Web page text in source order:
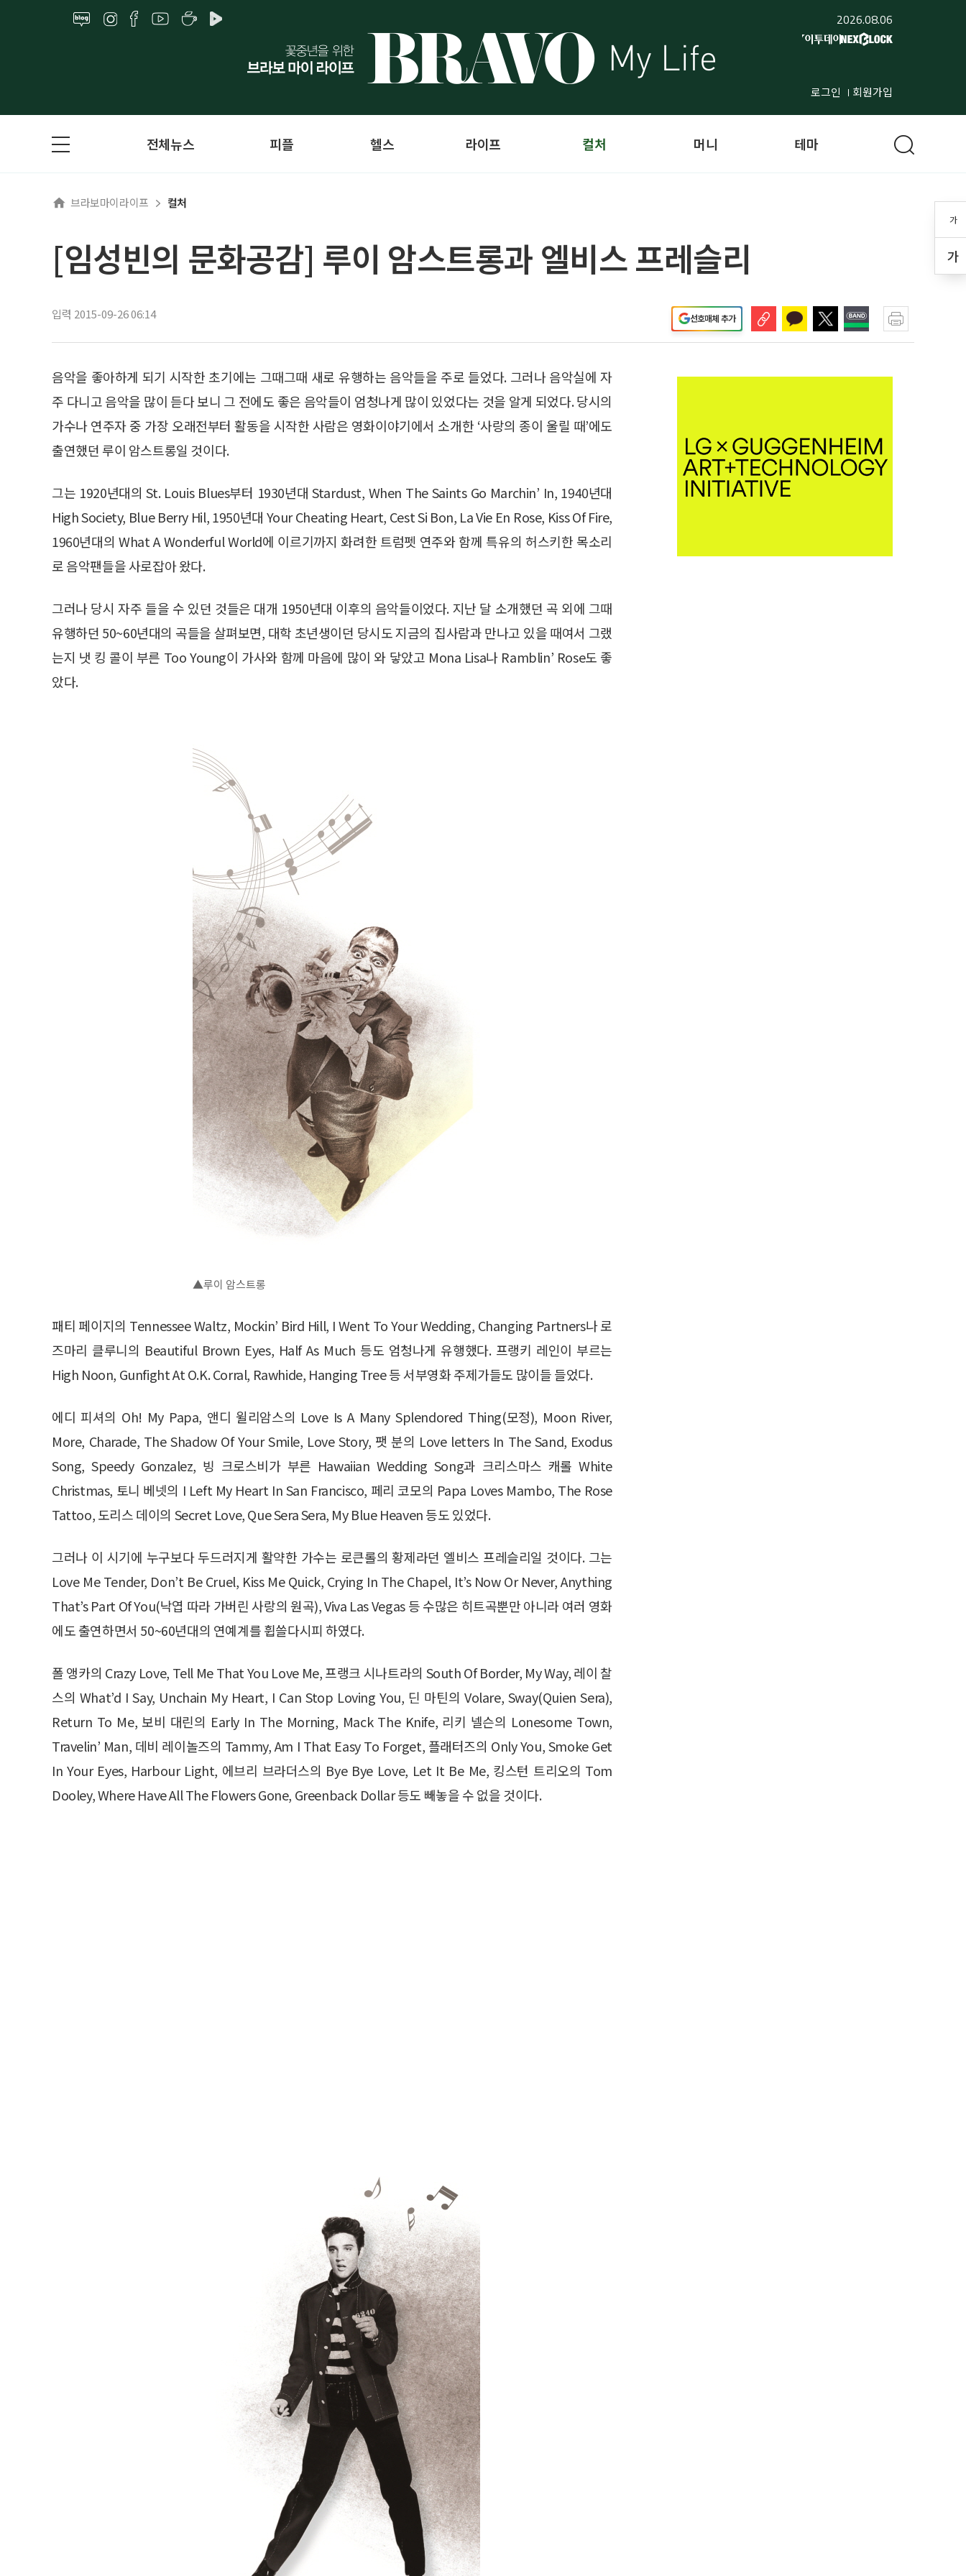
2026.08.06
로그인 회원가입
가
가
전체뉴스 피플 헬스 라이프 컬처 머니 테마
브라보마이라이프 컬처
[임성빈의 문화공감] 루이 암스트롱과 엘비스 프레슬리
입력 2015-09-26 06:14 선호매체 추가
음악을 좋아하게 되기 시작한 초기에는 그때그때 새로 유행하는 음악들을 주로 들었다. 그러나 음악실에 자
주 다니고 음악을 많이 듣다 보니 그 전에도 좋은 음악들이 엄청나게 많이 있었다는 것을 알게 되었다. 당시의
가수나 연주자 중 가장 오래전부터 활동을 시작한 사람은 영화이야기에서 소개한 ‘사랑의 종이 울릴 때’에도
출연했던 루이 암스트롱일 것이다.
그는 1920년대의 St. Louis Blues부터 1930년대 Stardust, When The Saints Go Marchin’ In, 1940년대
High Society, Blue Berry Hil, 1950년대 Your Cheating Heart, Cest Si Bon, La Vie En Rose, Kiss Of Fire,
1960년대의 What A Wonderful World에 이르기까지 화려한 트럼펫 연주와 함께 특유의 허스키한 목소리
로 음악팬들을 사로잡아 왔다.
그러나 당시 자주 들을 수 있던 것들은 대개 1950년대 이후의 음악들이었다. 지난 달 소개했던 곡 외에 그때
유행하던 50~60년대의 곡들을 살펴보면, 대학 초년생이던 당시도 지금의 집사람과 만나고 있을 때여서 그랬
는지 냇 킹 콜이 부른 Too Young이 가사와 함께 마음에 많이 와 닿았고 Mona Lisa나 Ramblin’ Rose도 좋
았다.
▲루이 암스트롱
패티 페이지의 Tennessee Waltz, Mockin’ Bird Hill, I Went To Your Wedding, Changing Partners나 로
즈마리 클루니의 Beautiful Brown Eyes, Half As Much 등도 엄청나게 유행했다. 프랭키 레인이 부르는
High Noon, Gunfight At O.K. Corral, Rawhide, Hanging Tree 등 서부영화 주제가들도 많이들 들었다.
에디 피셔의 Oh! My Papa, 앤디 윌리암스의 Love Is A Many Splendored Thing(모정), Moon River,
More, Charade, The Shadow Of Your Smile, Love Story, 팻 분의 Love letters In The Sand, Exodus
Song, Speedy Gonzalez, 빙 크로스비가 부른 Hawaiian Wedding Song과 크리스마스 캐롤 White
Christmas, 토니 베넷의 I Left My Heart In San Francisco, 페리 코모의 Papa Loves Mambo, The Rose
Tattoo, 도리스 데이의 Secret Love, Que Sera Sera, My Blue Heaven 등도 있었다.
그러나 이 시기에 누구보다 두드러지게 활약한 가수는 로큰롤의 황제라던 엘비스 프레슬리일 것이다. 그는
Love Me Tender, Don’t Be Cruel, Kiss Me Quick, Crying In The Chapel, It’s Now Or Never, Anything
That’s Part Of You(낙엽 따라 가버린 사랑의 원곡), Viva Las Vegas 등 수많은 히트곡뿐만 아니라 여러 영화
에도 출연하면서 50~60년대의 연예계를 휩쓸다시피 하였다.
폴 앵카의 Crazy Love, Tell Me That You Love Me, 프랭크 시나트라의 South Of Border, My Way, 레이 찰
스의 What’d I Say, Unchain My Heart, I Can Stop Loving You, 딘 마틴의 Volare, Sway(Quien Sera),
Return To Me, 보비 대린의 Early In The Morning, Mack The Knife, 리키 넬슨의 Lonesome Town,
Travelin’ Man, 데비 레이놀즈의 Tammy, Am I That Easy To Forget, 플래터즈의 Only You, Smoke Get
In Your Eyes, Harbour Light, 에브리 브라더스의 Bye Bye Love, Let It Be Me, 킹스턴 트리오의 Tom
Dooley, Where Have All The Flowers Gone, Greenback Dollar 등도 빼놓을 수 없을 것이다.